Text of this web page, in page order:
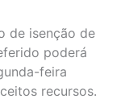
de isenção de
poderá
feira
recursos.